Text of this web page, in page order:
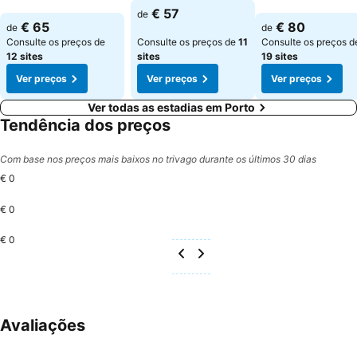
Ver preços
de € 65
Consulte os preços de
12 sites
Ver preços
Ver preços
de € 57
Consulte os preços de 11
sites
Ver preços
Ver preços
de € 80
Consulte os preços
19 sites
Ver preços
Ver todas as estadias em Porto
Tendência dos preços
Com base nos preços mais baixos no trivago durante os últimos 30 dias
€ 0
€ 0
€ 0
Avaliações